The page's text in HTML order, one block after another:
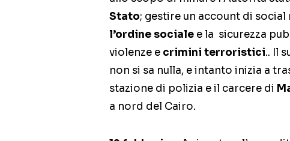
Stato; gestire un account di social
l’ordine sociale e la sicurezza
violenze e crimini terroristici.. Il
non si sa nulla, e intanto inizia a
stazione di polizia e il carcere di
a nord del Cairo.